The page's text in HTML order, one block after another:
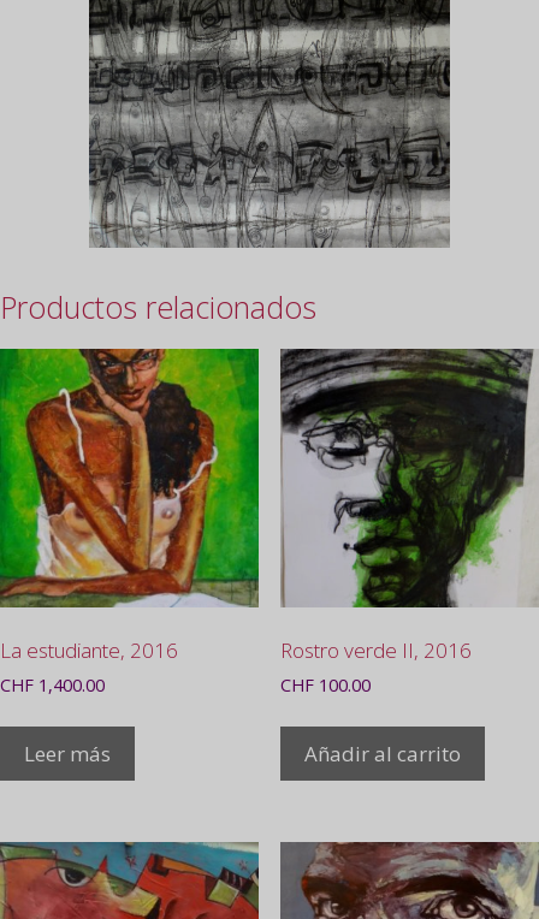
Productos relacionados
La estudiante, 2016
CHF 1,400.00
Leer más
Rostro verde II, 2016
CHF100.00
Añadir al carrito